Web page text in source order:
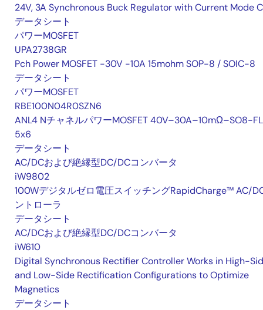
24V, 3A Synchronous Buck Regulator with Current Mode
データシート
パワーMOSFET
UPA2738GR
Pch Power MOSFET -30V -10A 15mohm SOP-8 / SOIC-8
データシート
パワーMOSFET
RBE100N04R0SZN6
ANL4 NチャネルパワーMOSFET 40V–30A–10mΩ–SO8-FL
5x6
データシート
AC/DCおよび絶縁型DC/DCコンバータ
iW9802
100Wデジタルゼロ電圧スイッチングRapidCharge™ AC/
ントローラ
データシート
AC/DCおよび絶縁型DC/DCコンバータ
iW610
Digital Synchronous Rectifier Controller Works in High-
and Low-Side Rectification Configurations to Optimize
Magnetics
データシート